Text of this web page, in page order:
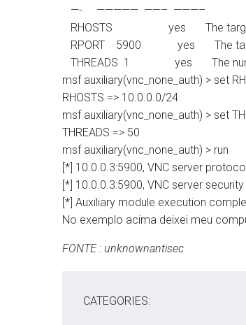
—- ————— ——– ———–
RHOSTS yes The target
RPORT 5900 yes The
THREADS 1 yes The
msf auxiliary(vnc_none_auth) > set
RHOSTS => 10.0.0.0/24
msf auxiliary(vnc_none_auth) > set
THREADS => 50
msf auxiliary(vnc_none_auth) > run
[*] 10.0.0.3:5900, VNC server
[*] 10.0.0.3:5900, VNC server
[*] Auxiliary module execution
No exemplo acima deixei meu
FONTE : unknownantisec
CATEGORIES: